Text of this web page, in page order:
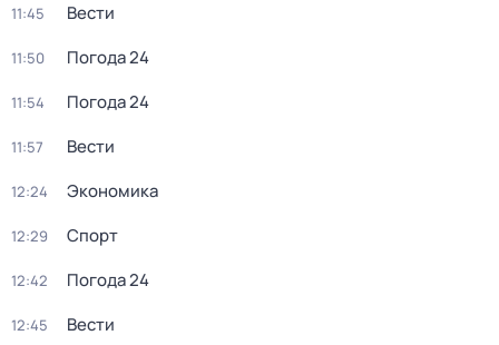
11:45 Вести
11:50 Погода 24
11:54 Погода 24
11:57 Вести
12:24 Экономика
12:29 Спорт
12:42 Погода 24
12:45 Вести